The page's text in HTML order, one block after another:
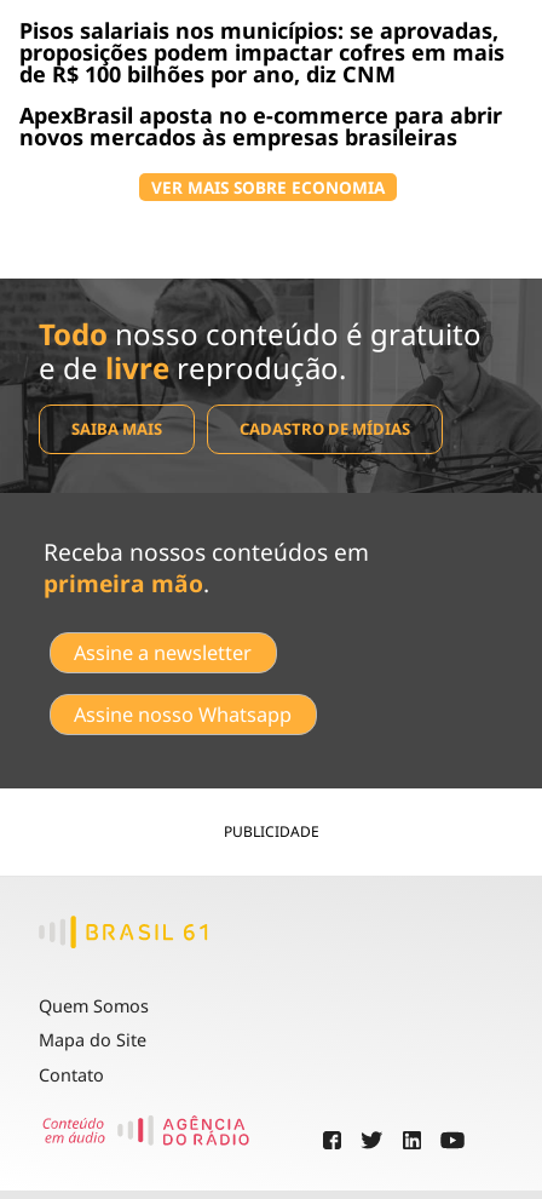
Pisos salariais nos municípios: se aprovadas,
proposições podem impactar cofres em mais
de R$ 100 bilhões por ano, diz CNM
ApexBrasil aposta no e-commerce para abrir
novos mercados às empresas brasileiras
VER MAIS SOBRE ECONOMIA
Todo nosso conteúdo é gratuito
e de livrereprodução.
SAIBA MAIS CADASTRO DE MÍDIAS
Receba nossos conteúdos em
primeira mão.
Assine a newsletter
Assine nosso Whatsapp
PUBLICIDADE
Quem Somos
Mapa do Site
Contato